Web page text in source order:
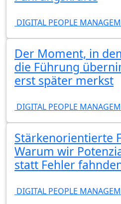
DIGITAL PEOPLE
Der Moment, in
die Führung
erst später merkst
DIGITAL PEOPLE
Stärkenorientierte
Warum wir
statt Fehler
DIGITAL PEOPLE